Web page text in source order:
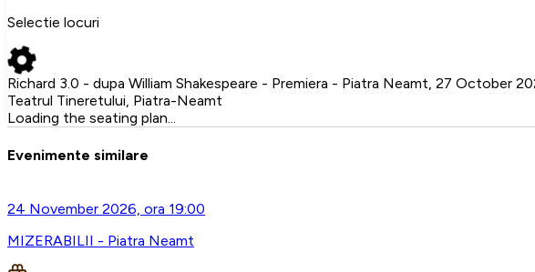
Selectie locuri
Richard 3.0 - dupa William Shakespeare - Premiera - Piatra Neamt, 27 October
Teatrul Tineretului, Piatra-Neamt
Loading the seating plan...
Evenimente similare
24 November 2026, ora 19:00
MIZERABILII - Piatra Neamt